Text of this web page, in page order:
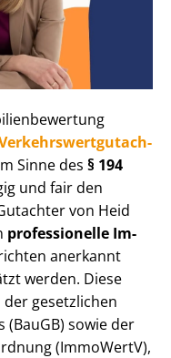
Sinne des § 194
und fair den
von Heid
professionelle Im­
anerkannt
werden. Diese
gesetzlichen
(BauGB) sowie der
(ImmoWertV),